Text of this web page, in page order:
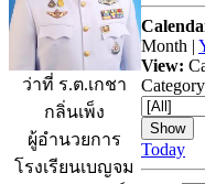
ว่าที่ ร.ต.เกชา
กลิ่นเพ็ง
ผู้อำนวยการ
โรงเรียนเบญจม
Month |
View:
Today